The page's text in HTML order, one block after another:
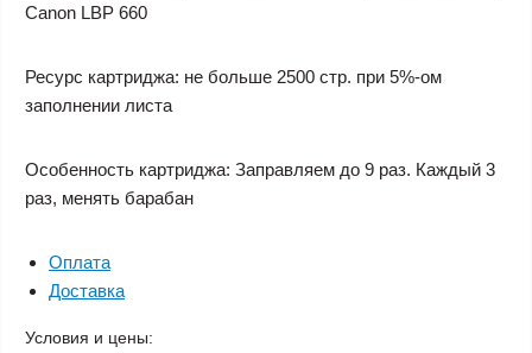
Canon LBP 660
Ресурс картриджа: не больше 2500 стр. при 5%-ом
заполнении листа
Особенность картриджа: Заправляем до 9 раз. Каждый 3
раз, менять барабан
Оплата
Доставка
Условия и цены: